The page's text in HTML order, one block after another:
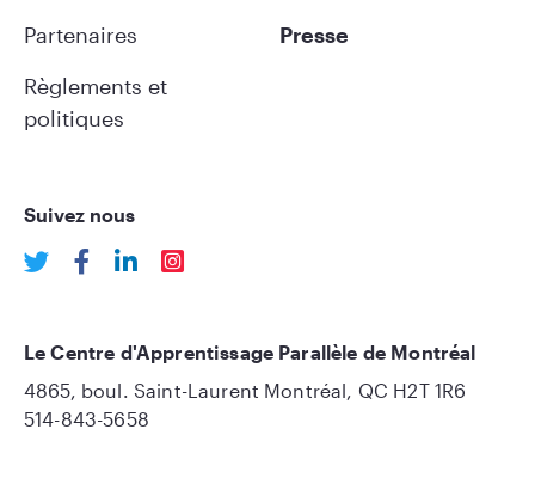
Partenaires
Règlements et
politiques
Presse
Suivez nous
Le Centre d'Apprentissage Parallèle de Montréal
4865, boul. Saint-Laurent Montréal, QC H2T 1R6
514-843-5658